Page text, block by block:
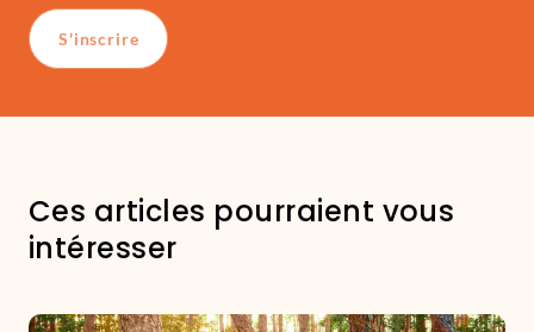
S'inscrire
Ces articles pourraient vous
intéresser